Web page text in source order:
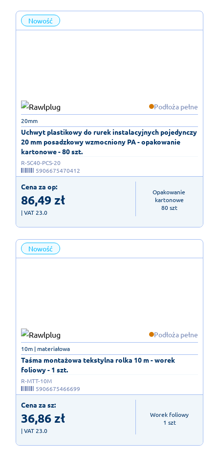
Nowość
Podłoża pełne
Uchwyt plastikowy do rurek instalacyjnych pojedynczy
20 mm posadzkowy wzmocniony PA - opakowanie
kartonowe - 80 szt.
20mm
R-SC40-PCS-20
5906675470412
Cena za op:
86,49zł
| VAT 23.0
Opakowanie
kartonowe
80 szt
Nowość
Podłoża pełne
Taśma montażowa tekstylna rolka 10 m - worek
foliowy - 1 szt.
10m | materiałowa
R-MTT-10M
5906675466699
Cena za sz:
36,86zł
| VAT 23.0
Worek foliowy
1 szt